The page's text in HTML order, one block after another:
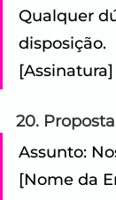
Qualquer
disposição.
[Assinatura]
20.
Assunto:
[Nome da